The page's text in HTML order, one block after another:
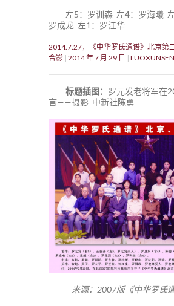
左5：罗训森 左4：罗海曦
罗成龙 左1：罗江华
2014.7.27，《中华罗氏通谱》北京第
合影 2014 年 7 月 29 日 LUOXUNSEN
标题插图： 罗元发老将军在
言——摄影 中新社陈勇
来源：2007版《中华罗氏